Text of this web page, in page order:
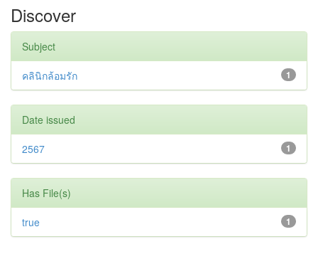
Discover
Subject
1
คลินิกล้อมรัก
Date issued
1
2567
Has File(s)
1
true